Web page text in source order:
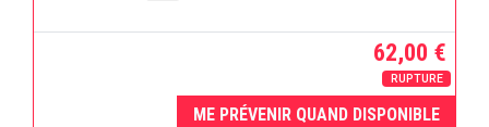
62,00 €
RUPTURE
ME PRÉVENIR QUAND DISPONIBLE